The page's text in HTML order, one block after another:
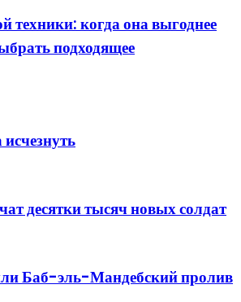
техники: когда она выгоднее
подходящее
десятки тысяч новых солдат
Баб-эль-Мандебский пролив